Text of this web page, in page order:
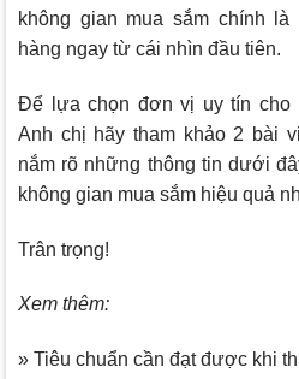
không gian mua sắm chính
hàng ngay từ cái nhìn đầu tiên.
Để lựa chọn đơn vị uy tín cho
Anh chị hãy tham khảo 2 bài
nắm rõ những thông tin dưới
không gian mua sắm hiệu quả
Trân trọng!
Xem thêm:
» Tiêu chuẩn cần đạt được khi